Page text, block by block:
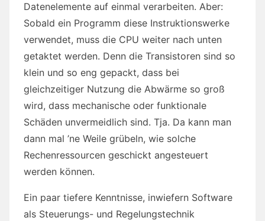
Datenelemente auf einmal verarbeiten. Aber:
Sobald ein Programm diese Instruktionswerke
verwendet, muss die CPU weiter nach unten
getaktet werden. Denn die Transistoren sind so
klein und so eng gepackt, dass bei
gleichzeitiger Nutzung die Abwärme so groß
wird, dass mechanische oder funktionale
Schäden unvermeidlich sind. Tja. Da kann man
dann mal ’ne Weile grübeln, wie solche
Rechenressourcen geschickt angesteuert
werden können.
Ein paar tiefere Kenntnisse, inwiefern Software
als Steuerungs- und Regelungstechnik